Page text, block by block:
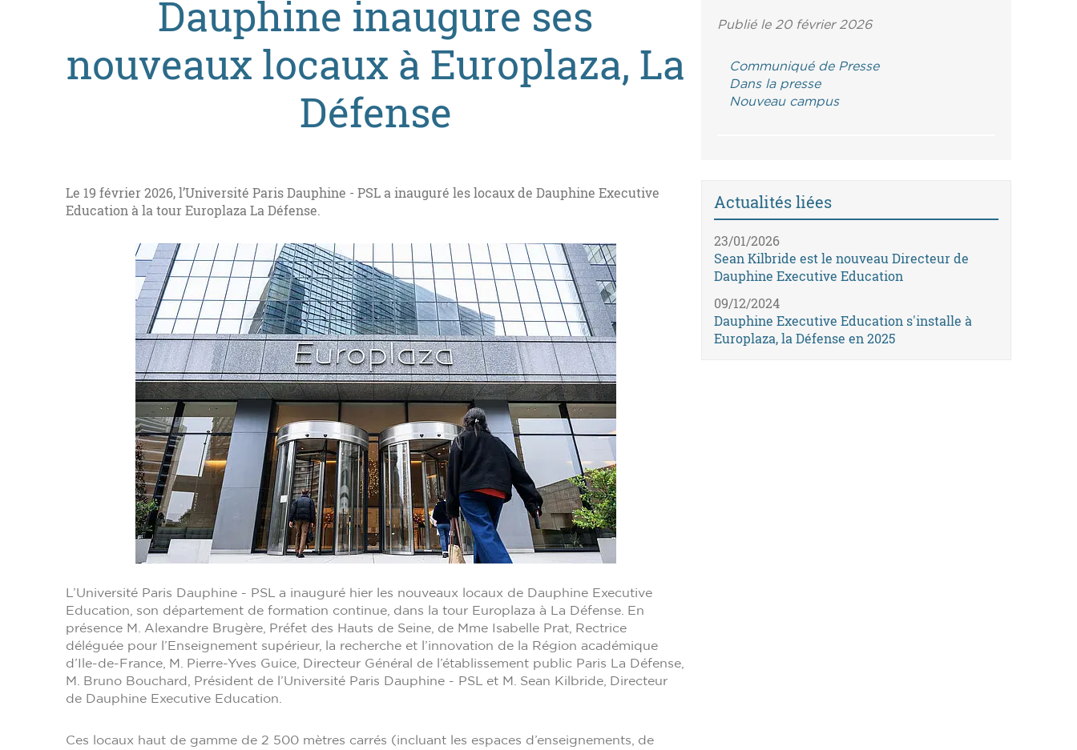
Dauphine inaugure ses
nouveaux locaux à Europlaza, La
Défense
Le 19 février 2026, l’Université Paris Dauphine - PSL a inauguré les locaux de Dauphine Executive
Education à la tour Europlaza La Défense.
L’Université Paris Dauphine - PSL a inauguré hier les nouveaux locaux de Dauphine Executive
Education, son département de formation continue, dans la tour Europlaza à La Défense. En
présence M. Alexandre Brugère, Préfet des Hauts de Seine, de Mme Isabelle Prat, Rectrice
déléguée pour l’Enseignement supérieur, la recherche et l’innovation de la Région académique
d’Ile-de-France, M. Pierre-Yves Guice, Directeur Général de l’établissement public Paris La Défense,
M. Bruno Bouchard, Président de l’Université Paris Dauphine - PSL et M. Sean Kilbride, Directeur
de Dauphine Executive Education.
Ces locaux haut de gamme de 2 500 mètres carrés (incluant les espaces d’enseignements, de
Publié le 20 février 2026
Communiqué de Presse
Dans la presse
Nouveau campus
Actualités liées
23/01/2026
Sean Kilbride est le nouveau Directeur de
Dauphine Executive Education
09/12/2024
Dauphine Executive Education s'installe à
Europlaza, la Défense en 2025